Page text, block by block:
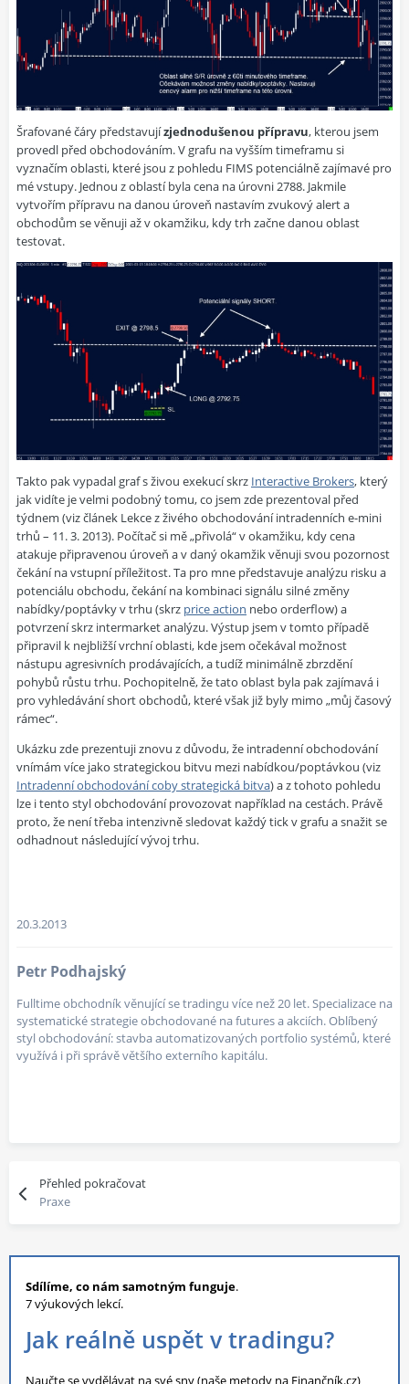
Šrafované čáry představujízjednodušenou přípravu, kterou jsem
provedl před obchodováním. V grafu na vyšším timeframu si
vyznačím oblasti, které jsou z pohledu FIMS potenciálně zajímavé pro
mé vstupy. Jednou z oblastí byla cena na úrovni 2788. Jakmile
vytvořím přípravu na danou úroveň nastavím zvukový alert a
obchodům se věnuji až v okamžiku, kdy trh začne danou oblast
testovat.
Takto pak vypadal graf s živou exekucí skrz Interactive Brokers, který
jak vidíte je velmi podobný tomu, co jsem zde prezentoval před
týdnem (viz článek Lekce z živého obchodování intradenních e-mini
trhů – 11. 3. 2013). Počítač si mě „přivolá“ v okamžiku, kdy cena
atakuje připravenou úroveň a v daný okamžik věnuji svou pozornost
čekání na vstupní příležitost. Ta pro mne představuje analýzu risku a
potenciálu obchodu, čekání na kombinaci signálu silné změny
nabídky/poptávky v trhu (skrz price action nebo orderflow) a
potvrzení skrz intermarket analýzu. Výstup jsem v tomto případě
připravil k nejbližší vrchní oblasti, kde jsem očekával možnost
nástupu agresivních prodávajících, a tudíž minimálně zbrzdění
pohybů růstu trhu. Pochopitelně, že tato oblast byla pak zajímavá i
pro vyhledávání short obchodů, které však již byly mimo „můj časový
rámec“.
Ukázku zde prezentuji znovu z důvodu, že intradenní obchodování
vnímám více jako strategickou bitvu mezi nabídkou/poptávkou (viz
Intradenní obchodování coby strategická bitva) a z tohoto pohledu
lze i tento styl obchodování provozovat například na cestách. Právě
proto, že není třeba intenzivně sledovat každý tick v grafu a snažit se
odhadnout následující vývoj trhu.
20.3.2013
Petr Podhajský
Fulltime obchodník věnující se tradingu více než 20 let. Specializace na
systematické strategie obchodované na futures a akciích. Oblíbený
styl obchodování: stavba automatizovaných portfolio systémů, které
využívá i při správě většího externího kapitálu.
Přehled pokračovat
Praxe
Sdílíme, co nám samotným funguje.
7 výukových lekcí.
Jak reálně uspět v tradingu?
Naučte se vydělávat na své sny (naše metody na Finančník.cz)